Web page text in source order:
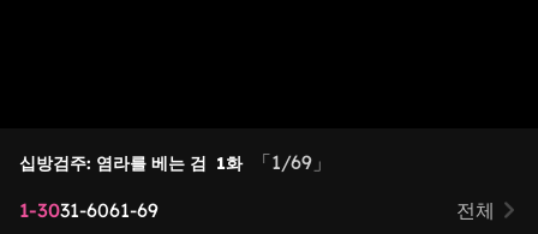
십방검주: 염라를 베는 검 1화
「1/69」
1-3031-6061-69 전체